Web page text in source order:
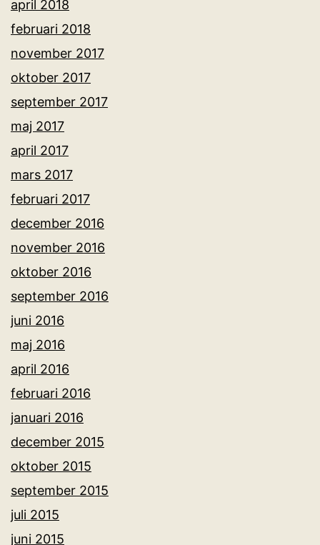
april 2018
februari 2018
november 2017
oktober 2017
september 2017
maj 2017
april 2017
mars 2017
februari 2017
december 2016
november 2016
oktober 2016
september 2016
juni 2016
maj 2016
april 2016
februari 2016
januari 2016
december 2015
oktober 2015
september 2015
juli 2015
juni 2015